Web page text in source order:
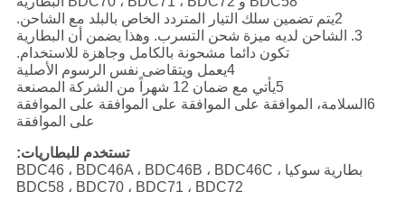
2يتم تضمين سلك التيار المتردد الخاص بالبلد مع الشاحن.
3. الشاحن لديه ميزة شحن التسرب. وهذا يضمن أن البطارية
تكون دائما مشحونة بالكامل وجاهزة للاستخدام.
4يعمل ويتقاضى نفس الرسوم الأصلية
5يأتي مع ضمان 12 شهراً من الشركة المصنعة
6السلامة، الموافقة على الموافقة على الموافقة على الموافقة
على الموافقة
تستخدم للبطاريات:
بطارية سوكيا BDC46 ، BDC46A ، BDC46B ، BDC46C ،
BDC58 ، BDC70 ، BDC71 ، BDC72